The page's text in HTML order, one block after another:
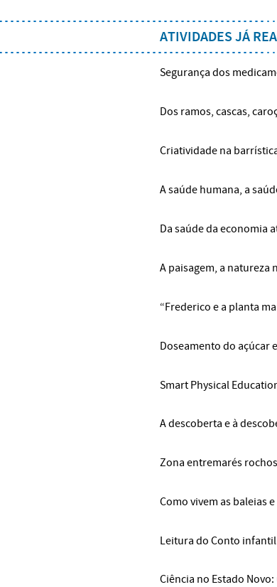
ATIVIDADES JÁ
Segurança dos
Dos ramos, cascas,
Criatividade na
A saúde humana, a
Da saúde da economia
A paisagem, a natureza
“Frederico e a planta
Doseamento do açúcar
Smart Physical
A descoberta e à
Zona entremarés
Como vivem as baleias
Leitura do Conto
Ciência no Estado